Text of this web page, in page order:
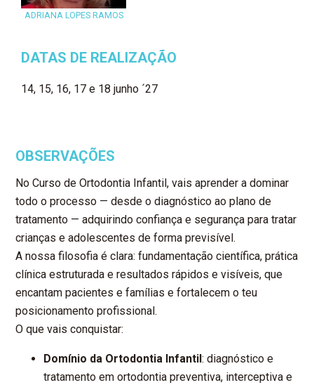
ADRIANA LOPES RAMOS
DATAS DE REALIZAÇÃO
14, 15, 16, 17 e 18 junho ´27
OBSERVAÇÕES
No Curso de Ortodontia Infantil, vais aprender a dominar
todo o processo — desde o diagnóstico ao plano de
tratamento — adquirindo confiança e segurança para tratar
crianças e adolescentes de forma previsível.
A nossa filosofia é clara: fundamentação científica, prática
clínica estruturada e resultados rápidos e visíveis, que
encantam pacientes e famílias e fortalecem o teu
posicionamento profissional.
O que vais conquistar:
Domínio da Ortodontia Infantil: diagnóstico e
tratamento em ortodontia preventiva, interceptiva e